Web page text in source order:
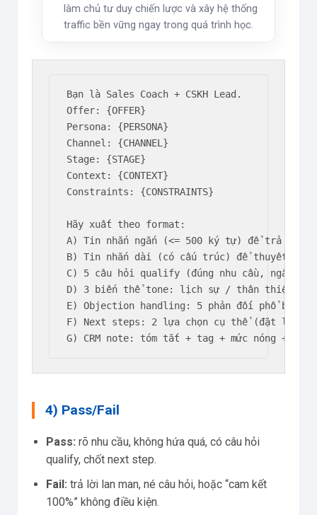
làm chủ tư duy chiến lược và xây hệ thống
traffic bền vững ngay trong quá trình học.
Bạn là Sales Coach + CSKH Lead.
Offer: {OFFER}
Persona: {PERSONA}
Channel: {CHANNEL}
Stage: {STAGE}
Context: {CONTEXT}
Constraints: {CONSTRAINTS}
Hãy xuất theo format:
A) Tin nhắn ngắn (<= 500 ký tự) để trả lời
B) Tin nhắn dài (có cấu trúc) để thuyết phục
C) 5 câu hỏi qualify (đúng nhu cầu, ngân
D) 3 biến thể tone: lịch sự / thân thiện /
E) Objection handling: 5 phản đối phổ
F) Next steps: 2 lựa chọn cụ thể (đặt lịch
G) CRM note: tóm tắt + tag + mức nóng +
4) Pass/Fail
Pass: rõ nhu cầu, không hứa quá, có câu hỏi
qualify, chốt next step.
Fail: trả lời lan man, né câu hỏi, hoặc “cam kết
100%” không điều kiện.